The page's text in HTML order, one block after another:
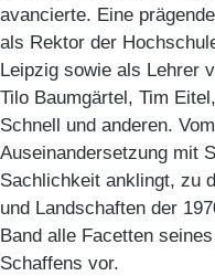
avancierte. Eine
als Rektor der
Leipzig sowie als Lehrer
Tilo Baumgärtel, Tim
Schnell und anderen.
Auseinandersetzung mit
Sachlichkeit anklingt, zu
und Landschaften der
Band alle Facetten
Schaffens vor.